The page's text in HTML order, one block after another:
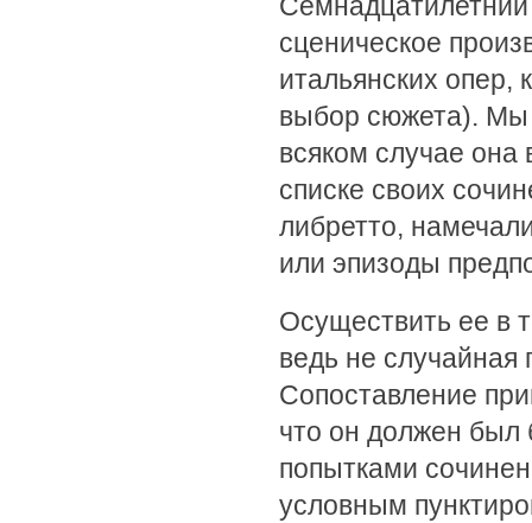
сценическое
итальянских опер,
выбор сюжета). Мы
всяком случае
списке своих
либретто,
или эпизоды
Осуществить ее в
ведь не
Сопоставление
что он должен был
попытками
условным